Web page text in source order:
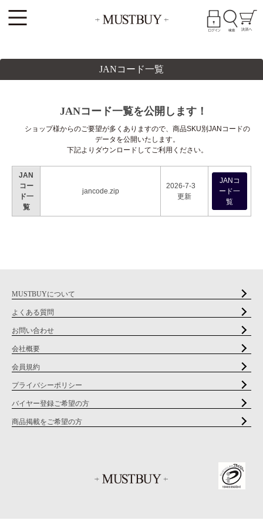
JANコード一覧
JANコード一覧を公開します！
ショップ様からのご要望が多くありますので、商品SKU別JANコードの
データを公開いたします。
下記よりダウンロードしてご利用ください。
JAN
コー
ド一
覧
jancode.zip
2026-7-3
更新
JANコ
ード一
覧
MUSTBUYについて
よくある質問
お問い合わせ
会社概要
会員規約
プライバシーポリシー
バイヤー登録ご希望の方
商品掲載をご希望の方